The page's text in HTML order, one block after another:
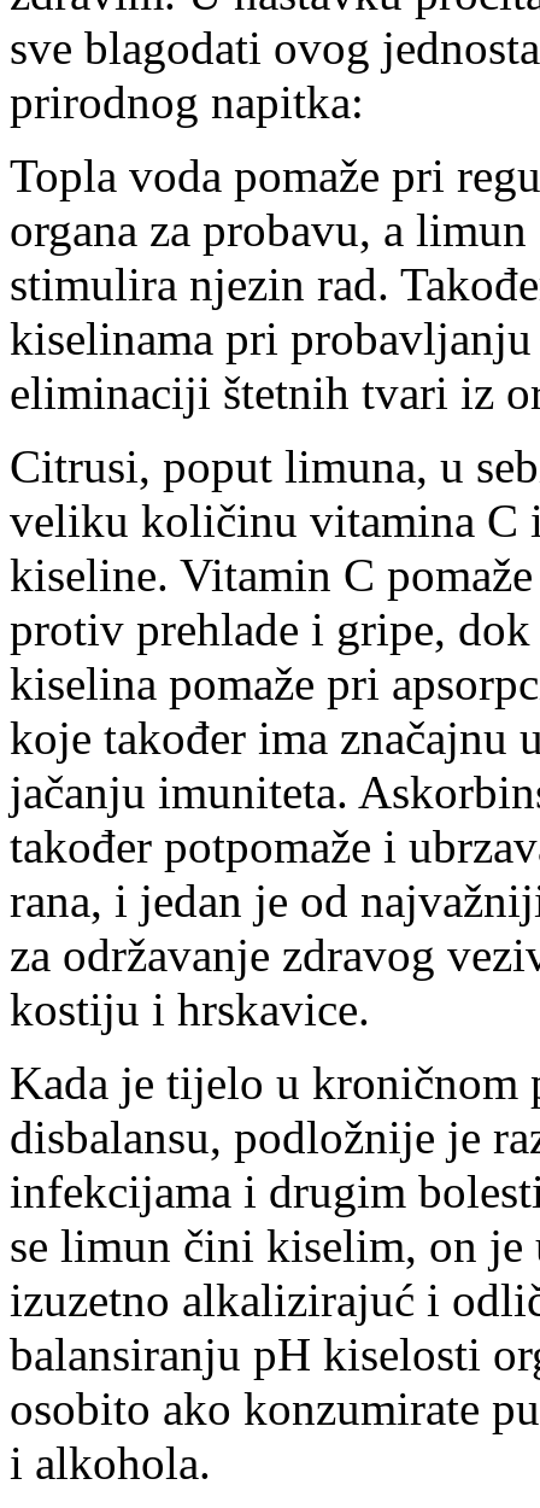
sve blagodati ovog
prirodnog napitka:
Topla voda pomaže pri
organa za probavu, a
stimulira njezin rad.
kiselinama pri
eliminaciji štetnih tvari iz
Citrusi, poput limuna, u
veliku količinu vitamina C
kiseline. Vitamin C
protiv prehlade i gripe, dok
kiselina pomaže pri
koje također ima značajnu
jačanju imuniteta.
također potpomaže i
rana, i jedan je od
za održavanje zdravog
kostiju i hrskavice.
Kada je tijelo u kroničnom
disbalansu, podložnije je
infekcijama i drugim
se limun čini kiselim, on
izuzetno alkalizirajuć i
balansiranju pH kiselosti
osobito ako konzumirate
i alkohola.